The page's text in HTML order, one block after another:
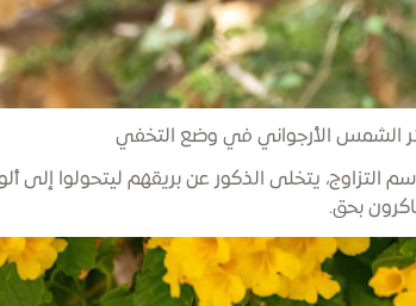
التزاوج، يتخلى الذكور عن بريقهم ليتحولوا إلى
بحق.